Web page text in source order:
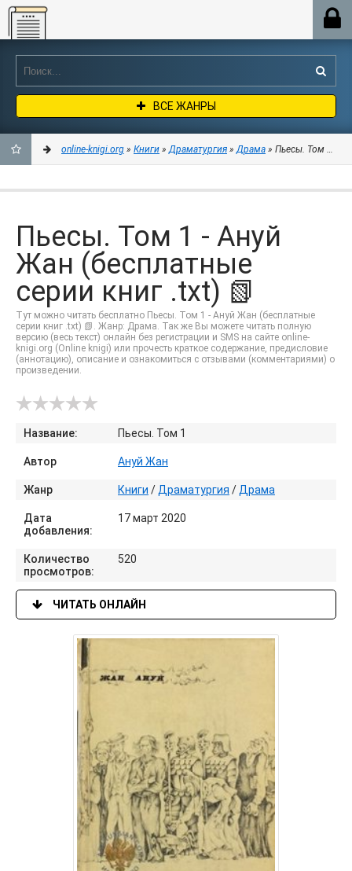
Online-knigi.org
ВСЕ ЖАНРЫ
ЗАКЛАДКИ
online-knigi.org » Книги »Драматургия »Драма » Пьесы. Том 1 -
Пьесы. Том 1 - Ануй
Жан (бесплатные
серии книг .txt) 📗
Тут можно читать бесплатно Пьесы. Том 1 - Ануй Жан (бесплатные
серии книг .txt) 📗. Жанр: Драма. Так же Вы можете читать полную
версию (весь текст) онлайн без регистрации и SMS на сайте online-
knigi.org (Online knigi) или прочесть краткое содержание, предисловие
(аннотацию), описание и ознакомиться с отзывами (комментариями) о
произведении.
Название: Пьесы. Том 1
Автор Ануй Жан
Жанр Книги / Драматургия / Драма
Дата
добавления:
17 март 2020
Количество
просмотров:
520
ЧИТАТЬ ОНЛАЙН